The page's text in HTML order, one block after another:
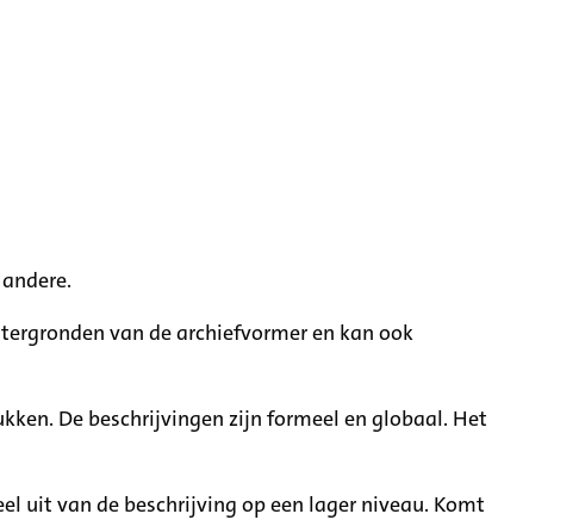
van de archiefvormer en kan ook
De beschrijvingen zijn formeel en globaal. Het
uit van de beschrijving op een lager niveau. Komt